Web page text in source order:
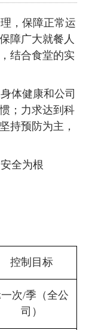
，保障正常运
障广大就餐人
结合食堂的实
体健康和公司
；力求达到科
持预防为主，
全为根
控制目标
次/季（全公
司）